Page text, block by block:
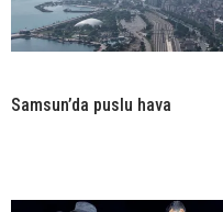
Samsun’da puslu hava